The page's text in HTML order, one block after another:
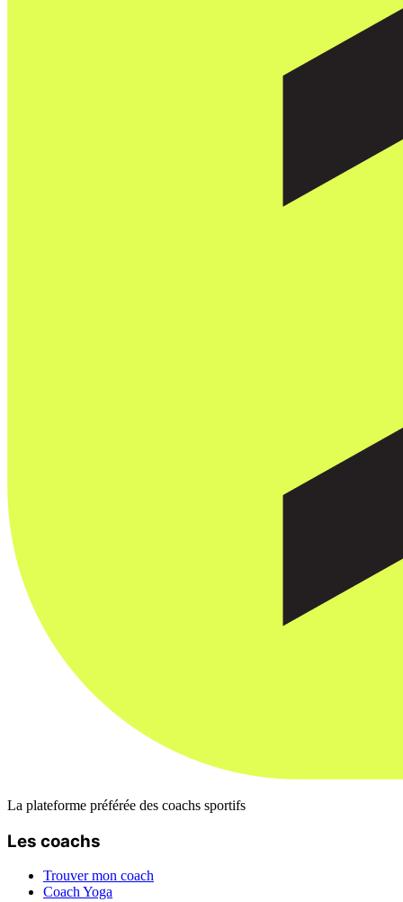
La plateforme préférée des coachs sportifs
Les coachs
Trouver mon coach
Coach Yoga